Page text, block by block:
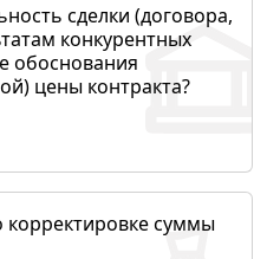
сделки (договора,
конкурентных
обоснования
цены контракта?
суммы